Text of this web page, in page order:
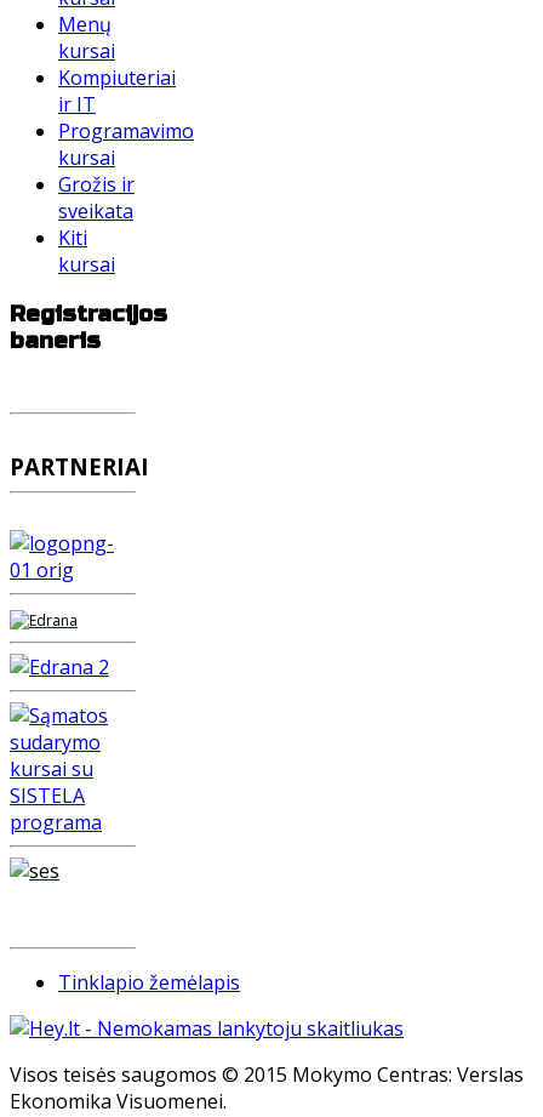
Menų
kursai
Kompiuteriai
ir IT
Programavimo
kursai
Grožis ir
sveikata
Kiti
kursai
Registracijos
baneris
PARTNERIAI
Tinklapio žemėlapis
Visos teisės saugomos © 2015 Mokymo Centras: Verslas
Ekonomika Visuomenei.